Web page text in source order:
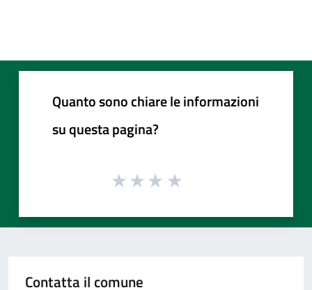
Quanto sono chiare le informazioni
su questa pagina?
Contatta il comune